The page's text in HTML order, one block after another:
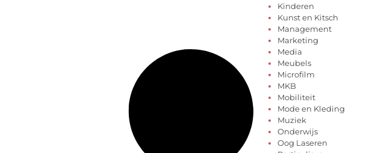
Kinderen
Kunst en Kitsch
Management
Marketing
Media
Meubels
Microfilm
MKB
Mobiliteit
Mode en Kleding
Muziek
Onderwijs
Oog Laseren